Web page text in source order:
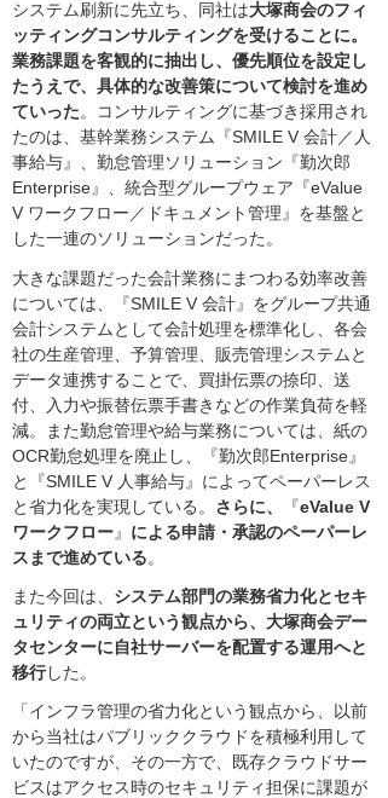
システム刷新に先立ち、同社は大塚商会のフィ
ッティングコンサルティングを受けることに。
業務課題を客観的に抽出し、優先順位を設定し
たうえで、具体的な改善策について検討を進め
ていった。コンサルティングに基づき採用され
たのは、基幹業務システム『SMILE V 会計／人
事給与』、勤怠管理ソリューション『勤次郎
Enterprise』、統合型グループウェア『eValue
V ワークフロー／ドキュメント管理』を基盤と
した一連のソリューションだった。
大きな課題だった会計業務にまつわる効率改善
については、『SMILE V 会計』をグループ共通
会計システムとして会計処理を標準化し、各会
社の生産管理、予算管理、販売管理システムと
データ連携することで、買掛伝票の捺印、送
付、入力や振替伝票手書きなどの作業負荷を軽
減。また勤怠管理や給与業務については、紙の
OCR勤怠処理を廃止し、『勤次郎Enterprise』
と『SMILE V 人事給与』によってペーパーレス
と省力化を実現している。 さらに、 『eValue V
ワークフロー』 による申請・承認のペーパーレ
スまで進めている。
また今回は、 システム部門の業務省力化とセキ
ュリティの両立という観点から、大塚商会デー
タセンターに自社サーバーを配置する運用へと
移行した。
「インフラ管理の省力化という観点から、以前
から当社はパブリッククラウドを積極利用して
いたのですが、その一方で、既存クラウドサー
ビスはアクセス時のセキュリティ担保に課題が